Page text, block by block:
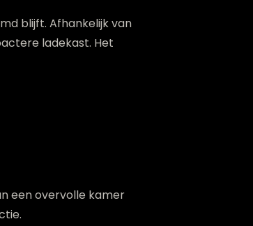
blijft. Afhankelijk van
ladekast. Het
een overvolle kamer